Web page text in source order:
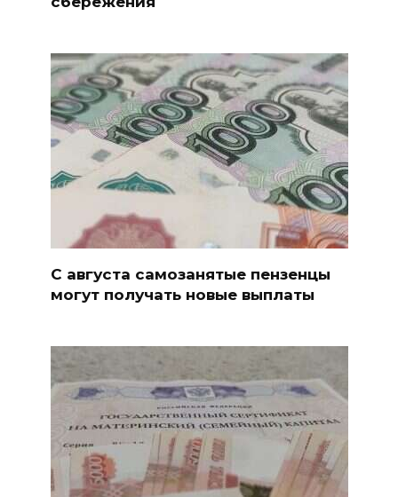
С августа самозанятые пензенцы
могут получать новые выплаты